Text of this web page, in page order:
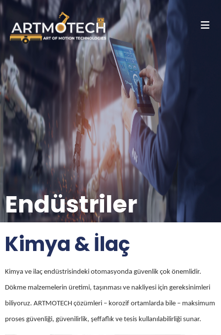
Endüstriler
Kimya & İlaç
Kimya ve ilaç endüstrisindeki otomasyonda güvenlik çok önemlidir.
Dökme malzemelerin üretimi, taşınması ve nakliyesi için gereksinimleri
biliyoruz. ARTMOTECH çözümleri – korozif ortamlarda bile – maksimum
proses güvenliği, güvenilirlik, şeffaflık ve tesis kullanılabilirliği sunar.